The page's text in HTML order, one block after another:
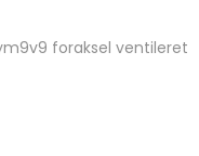
foraksel ventileret